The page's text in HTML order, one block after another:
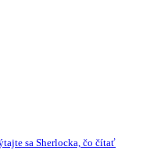
sa Sherlocka, čo čítať